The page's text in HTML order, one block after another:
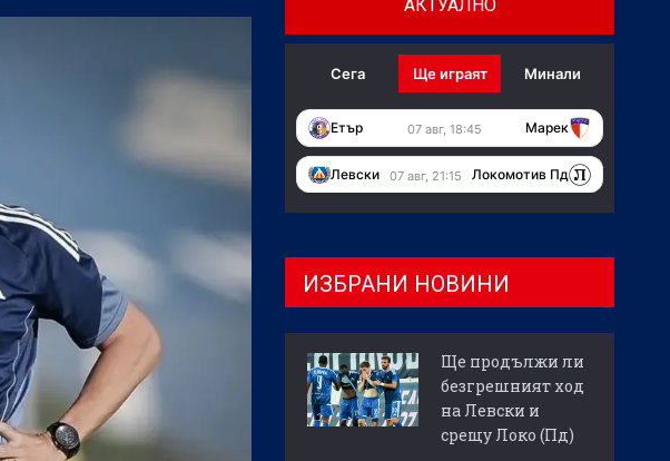
АКТУАЛНО
Сега Ще играят Минали
Етър 07 авг, 18:45 Марек
Левски 07 авг, 21:15 Локомотив Пд
ИЗБРАНИ НОВИНИ
Ще продължи ли
безгрешният ход
на Левски и
срещу Локо (Пд)